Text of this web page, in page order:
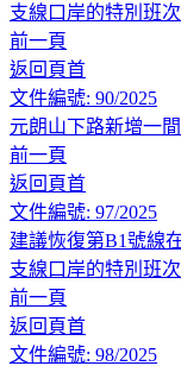
支線口岸的特別班
前一頁
返回頁首
文件編號: 90/2025
元朗山下路新增一
前一頁
返回頁首
文件編號: 97/2025
建議恢復第B1號線
支線口岸的特別班
前一頁
返回頁首
文件編號: 98/2025